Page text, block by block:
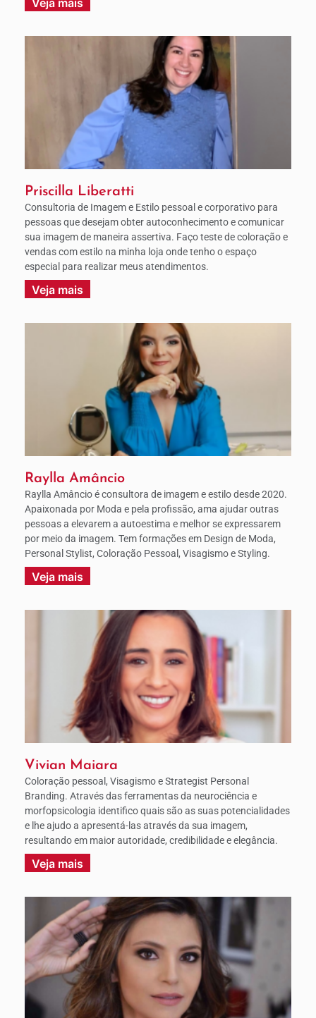
Veja mais
Priscilla Liberatti
Consultoria de Imagem e Estilo pessoal e corporativo para
pessoas que desejam obter autoconhecimento e comunicar
sua imagem de maneira assertiva. Faço teste de coloração e
vendas com estilo na minha loja onde tenho o espaço
especial para realizar meus atendimentos.
Veja mais
Raylla Amâncio
Raylla Amâncio é consultora de imagem e estilo desde 2020.
Apaixonada por Moda e pela profissão, ama ajudar outras
pessoas a elevarem a autoestima e melhor se expressarem
por meio da imagem. Tem formações em Design de Moda,
Personal Stylist, Coloração Pessoal, Visagismo e Styling.
Veja mais
Vivian Maiara
Coloração pessoal, Visagismo e Strategist Personal
Branding. Através das ferramentas da neurociência e
morfopsicologia identifico quais são as suas potencialidades
e lhe ajudo a apresentá-las através da sua imagem,
resultando em maior autoridade, credibilidade e elegância.
Veja mais